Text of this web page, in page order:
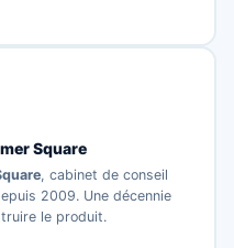
Square
, cabinet de conseil
2009. Une décennie
le produit.